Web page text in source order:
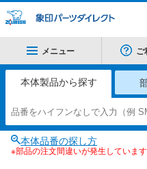
メニュー ご
本体製品から探す
本体品番の探し方
※部品の注文間違いが発生していま